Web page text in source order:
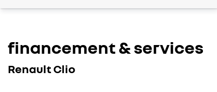
financement & services
Renault Clio